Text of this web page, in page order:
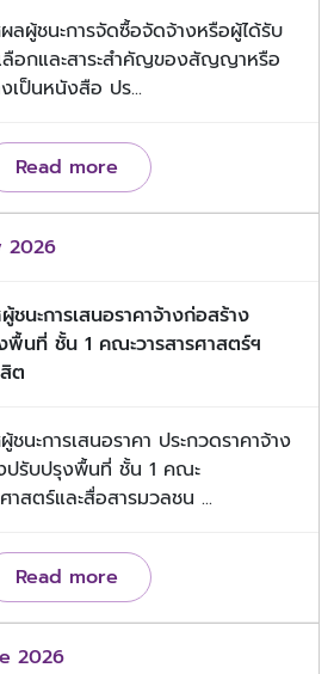
ผลผู้ชนะการจัดซื้อจัดจ้างหรือผู้ได้รับ
ลือกและสาระสำคัญของสัญญาหรือ
เป็นหนังสือ ปร...
Read more
2026
ชนะการเสนอราคาจ้างก่อสร้าง
พื้นที่ ชั้น 1 คณะวารสารศาสตร์ฯ
ต
ชนะการเสนอราคา ประกวดราคาจ้าง
ปรับปรุงพื้นที่ ชั้น 1 คณะ
าสตร์และสื่อสารมวลชน ...
Read more
2026